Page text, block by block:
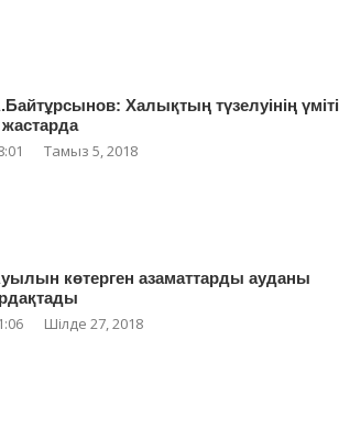
Халықтың түзелуінің үміті
жастарда
Тамыз 5, 2018
көтерген азаматтарды ауданы
Шілде 27, 2018